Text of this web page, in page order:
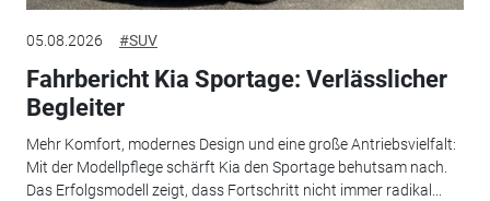
05.08.2026 #SUV
Fahrbericht Kia Sportage: Verlässlicher
Begleiter
Mehr Komfort, modernes Design und eine große Antriebsvielfalt:
Mit der Modellpflege schärft Kia den Sportage behutsam nach.
Das Erfolgsmodell zeigt, dass Fortschritt nicht immer radikal...